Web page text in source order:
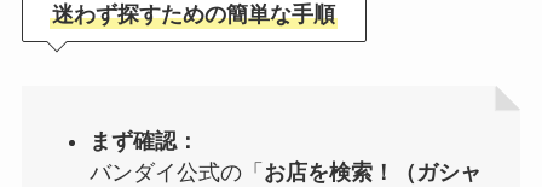
迷わず探すための簡単な手順
まず確認：
バンダイ公式の「 お店を検索！（ガシャ